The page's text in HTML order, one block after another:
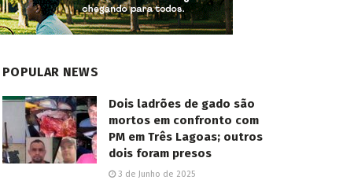
POPULAR NEWS
Dois ladrões de gado são
mortos em confronto com
PM em Três Lagoas; outros
dois foram presos
3 de Junho de 2025